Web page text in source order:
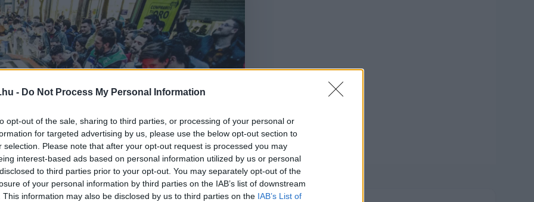
- Do Not Process My Personal Information
opt-out of the sale, sharing to third parties, or processing of your personal or
for targeted advertising by us, please use the below opt-out section to
selection. Please note that after your opt-out request is processed you may
interest-based ads based on personal information utilized by us or personal
to third parties prior to your opt-out. You may separately opt-out of the
of your personal information by third parties on the IAB’s list of downstream
This information may also be disclosed by us to third parties on the IAB’s List of